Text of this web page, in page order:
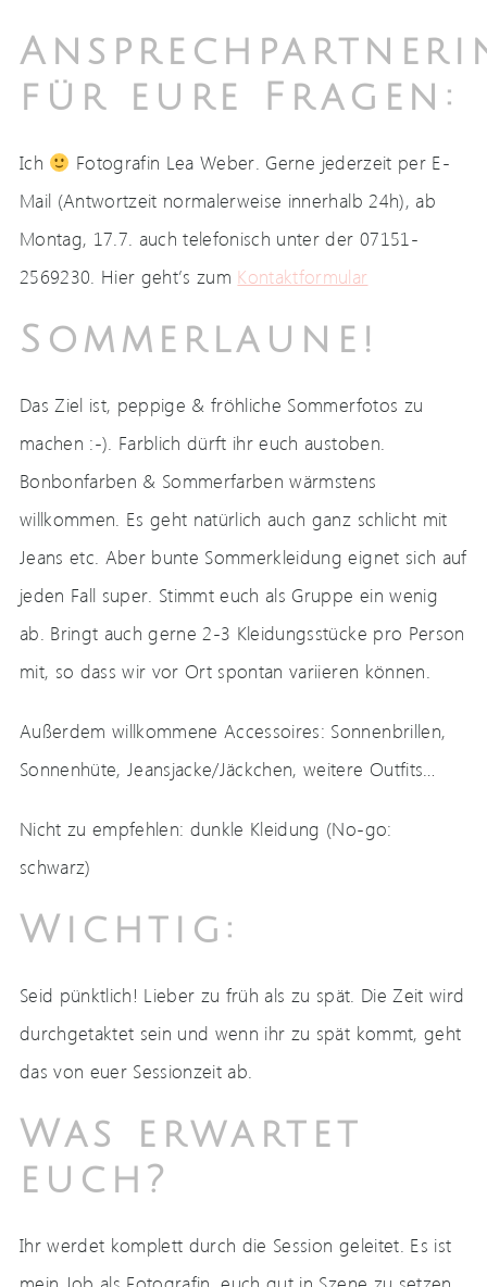
für eure Fragen:
Ich
Fotografin Lea Weber. Gerne jederzeit per E-
Mail (Antwortzeit normalerweise innerhalb 24h), ab
Montag, 17.7. auch telefonisch unter der 07151-
2569230. Hier geht’s zum Kontaktformular
Sommerlaune!
Das Ziel ist, peppige & fröhliche Sommerfotos zu
machen :-). Farblich dürft ihr euch austoben.
Bonbonfarben & Sommerfarben wärmstens
willkommen. Es geht natürlich auch ganz schlicht mit
Jeans etc. Aber bunte Sommerkleidung eignet sich auf
jeden Fall super. Stimmt euch als Gruppe ein wenig
ab. Bringt auch gerne 2-3 Kleidungsstücke pro Person
mit, so dass wir vor Ort spontan variieren können.
Außerdem willkommene Accessoires: Sonnenbrillen,
Sonnenhüte, Jeansjacke/Jäckchen, weitere Outfits…
Nicht zu empfehlen: dunkle Kleidung (No-go:
schwarz)
Wichtig:
Seid pünktlich! Lieber zu früh als zu spät. Die Zeit wird
durchgetaktet sein und wenn ihr zu spät kommt, geht
das von euer Sessionzeit ab.
Was erwartet
euch?
Ihr werdet komplett durch die Session geleitet. Es ist